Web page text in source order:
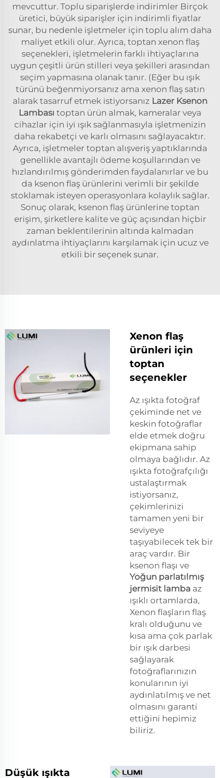
mevcuttur. Toplu siparişlerde indirimler Birçok
üretici, büyük siparişler için indirimli fiyatlar
sunar, bu nedenle işletmeler için toplu alım daha
maliyet etkili olur. Ayrıca, toptan xenon flaş
seçenekleri, işletmelerin farklı ihtiyaçlarına
uygun çeşitli ürün stilleri veya şekilleri arasından
seçim yapmasına olanak tanır. (Eğer bu ışık
türünü beğenmiyorsanız ama xenon flaş satın
alarak tasarruf etmek istiyorsanız Lazer Ksenon
Lambası toptan ürün almak, kameralar veya
cihazlar için iyi ışık sağlanmasıyla işletmenizin
daha rekabetçi ve karlı olmasını sağlayacaktır.
Ayrıca, işletmeler toptan alışveriş yaptıklarında
genellikle avantajlı ödeme koşullarından ve
hızlandırılmış gönderimden faydalanırlar ve bu
da ksenon flaş ürünlerini verimli bir şekilde
stoklamak isteyen operasyonlara kolaylık sağlar.
Sonuç olarak, ksenon flaş ürünlerine toptan
erişim, şirketlere kalite ve güç açısından hiçbir
zaman beklentilerinin altında kalmadan
aydınlatma ihtiyaçlarını karşılamak için ucuz ve
etkili bir seçenek sunar.
Xenon flaş
ürünleri için
toptan
seçenekler
Az ışıkta fotoğraf
çekiminde net ve
keskin fotoğraflar
elde etmek doğru
ekipmana sahip
olmaya bağlıdır. Az
ışıkta fotoğrafçılığı
ustalaştırmak
istiyorsanız,
çekimlerinizi
tamamen yeni bir
seviyeye
taşıyabilecek tek bir
araç vardır. Bir
ksenon flaşı ve
Yoğun parlatılmış
jermisit lamba az
ışıklı ortamlarda,
Xenon flaşların flaş
kralı olduğunu ve
kısa ama çok parlak
bir ışık darbesi
sağlayarak
fotoğraflarınızın
konularının iyi
aydınlatılmış ve net
olmasını garanti
ettiğini hepimiz
biliriz.
Düşük ışıkta